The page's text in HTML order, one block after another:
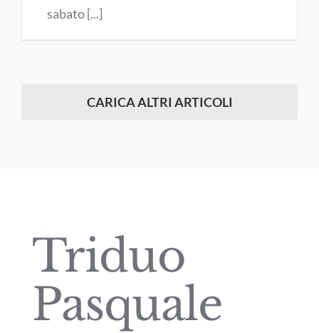
sabato [...]
CARICA ALTRI ARTICOLI
Triduo
Pasquale